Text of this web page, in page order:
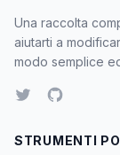
Una raccolta
aiutarti a
modo semplice
STRUMENTI